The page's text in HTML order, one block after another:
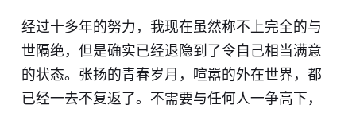
经过十多年的努力，我现在虽然称不上完全的与
世隔绝，但是确实已经退隐到了令自己相当满意
的状态。张扬的青春岁月，喧嚣的外在世界，都
已经一去不复返了。不需要与任何人一争高下，